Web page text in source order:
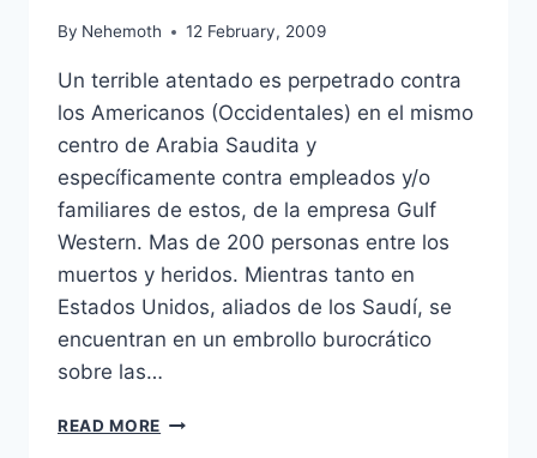
By Nehemoth 12 February, 2009
Un terrible atentado es perpetrado contra
los Americanos (Occidentales) en el mismo
centro de Arabia Saudita y
específicamente contra empleados y/o
familiares de estos, de la empresa Gulf
Western. Mas de 200 personas entre los
muertos y heridos. Mientras tanto en
Estados Unidos, aliados de los Saudí, se
encuentran en un embrollo burocrático
sobre las…
READ MORE THE